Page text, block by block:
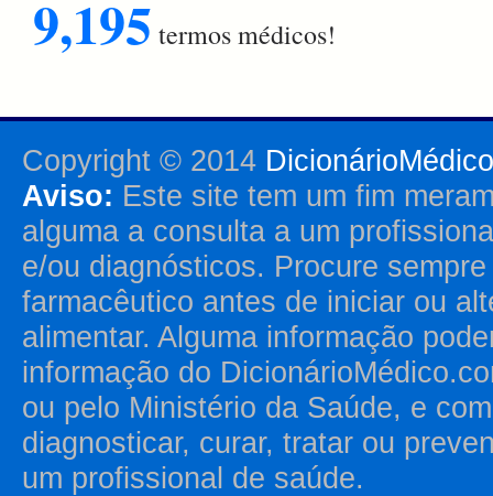
9,195 termos médicos!
Copyright © 2014
Aviso: Este site tem um fim
alguma a consulta a um
e/ou diagnósticos. Procure
farmacêutico antes de iniciar ou
alimentar. Alguma informação
informação do
ou pelo Ministério da Saúde, e
diagnosticar, curar, tratar ou
um profissional de saúde.